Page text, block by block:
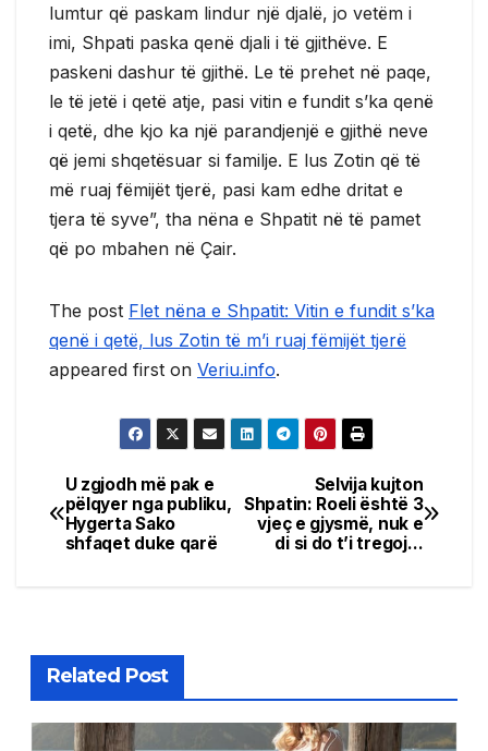
lumtur që paskam lindur një djalë, jo vetëm i
imi, Shpati paska qenë djali i të gjithëve. E
paskeni dashur të gjithë. Le të prehet në paqe,
le të jetë i qetë atje, pasi vitin e fundit s’ka qenë
i qetë, dhe kjo ka një parandjenjë e gjithë neve
që jemi shqetësuar si familje. E lus Zotin që të
më ruaj fëmijët tjerë, pasi kam edhe dritat e
tjera të syve”, tha nëna e Shpatit në të pamet
që po mbahen në Çair.
The post Flet nëna e Shpatit: Vitin e fundit s’ka
qenë i qetë, lus Zotin të m’i ruaj fëmijët tjerë
appeared first on Veriu.info.
Post
navigation
Selvija kujton
Shpatin: Roeli është 3
vjeç e gjysmë, nuk e
di si do t’i tregoj…
U zgjodh më pak e
pëlqyer nga publiku,
Hygerta Sako
shfaqet duke qarë
Related Post